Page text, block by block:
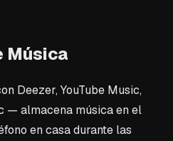
Música
Deezer, YouTube Music,
— almacena música en el
en casa durante las